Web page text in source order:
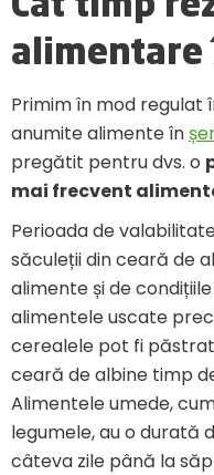
Cât timp
alimentare
Primim în mod
anumite alimente în
pregătit pentru dvs. o
mai frecvent
Perioada de
săculeții din ceară de
alimente și de
alimentele uscate
cerealele pot fi
ceară de albine timp
Alimentele umede,
legumele, au o durată
câteva zile până la